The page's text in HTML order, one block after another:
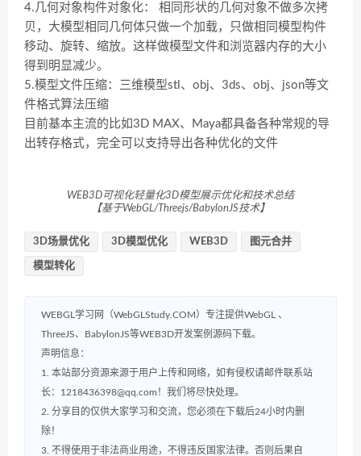
4.几何对象构件对象化： 相同形状的几何对象不做多次拷
贝，大模型相同几何体只做一个加载，只做相同模型构件
移动、旋转、缩放。这样做模型文件和浏览器内存的大小
得到明显减少。
5.模型文件压缩：三维模型stl、obj、3ds、obj、json等文
件格式算法压缩
目前基本主流的比如3D MAX、Maya都具备各种常规的导
出转存格式，完全可以支持导出各种优化的文件
WEB3D可视化轻量化3D模型展示优化和技术总结
【基于WebGL/Threejs/BabylonJS技术】
3D场景优化 3D模型优化 WEB3D 图元合并
模型转化
WEBGL学习网（WebGLStudy.COM）专注提供WebGL 、
ThreeJS、BabylonJS等WEB3D开发案例源码下载。
声明信息：
1. 本站部分资源来源于用户上传和网络，如有侵权请邮件联系站
长：1218436398@qq.com！我们将尽快处理。
2. 分享目的仅供大家学习和交流，您必须在下载后24小时内删
除！
3. 不得使用于非法商业用途，不得违反国家法律。否则后果自